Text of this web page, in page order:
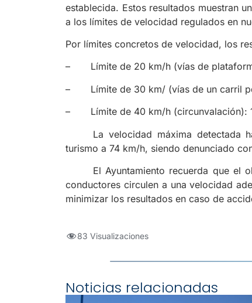
establecida. Estos resultados muestran
a los límites de velocidad regulados en
Por límites concretos de velocidad, los
– Límite de 20 km/h (vías de
– Límite de 30 km/ (vías de un carril
– Límite de 40 km/h (circunvalación):
La velocidad máxima detectada
turismo a 74 km/h, siendo denunciado
El Ayuntamiento recuerda que el
conductores circulen a una velocidad
minimizar los resultados en caso de
83 Visualizaciones
Noticias relacionadas